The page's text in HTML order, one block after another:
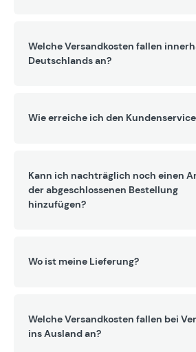
Welche Versandkosten fallen
Deutschlands an?
Wie erreiche ich den
Kann ich nachträglich noch einen
der abgeschlossenen Bestellung
hinzufügen?
Wo ist meine Lieferung?
Welche Versandkosten fallen bei
ins Ausland an?